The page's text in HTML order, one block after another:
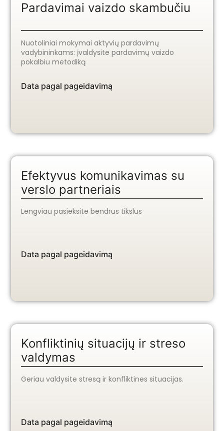
Pardavimai vaizdo skambučiu
Nuotoliniai mokymai aktyvių pardavimų
vadybininkams: įvaldysite pardavimų vaizdo
pokalbiu metodiką
Data pagal pageidavimą
Efektyvus komunikavimas su
verslo partneriais
Lengviau pasieksite bendrus tikslus
Data pagal pageidavimą
Konfliktinių situacijų ir streso
valdymas
Geriau valdysite stresą ir konfliktines situacijas.
Data pagal pageidavimą